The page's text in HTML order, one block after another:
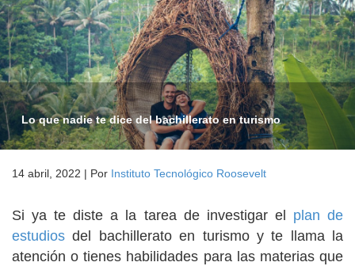
Lo que nadie te dice del bachillerato en turismo
14 abril, 2022 | Por Instituto Tecnológico Roosevelt
Si ya te diste a la tarea de investigar el plan de
estudios del bachillerato en turismo y te llama la
atención o tienes habilidades para las materias que